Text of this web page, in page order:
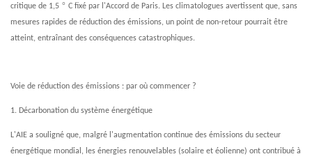
critique de 1,5 ° C fixé par l'Accord de Paris. Les climatologues avertissent que, sans
mesures rapides de réduction des émissions, un point de non-retour pourrait être
atteint, entraînant des conséquences catastrophiques.
Voie de réduction des émissions : par où commencer ?
1. Décarbonation du système énergétique
L'AIE a souligné que, malgré l'augmentation continue des émissions du secteur
énergétique mondial, les énergies renouvelables (solaire et éolienne) ont contribué à